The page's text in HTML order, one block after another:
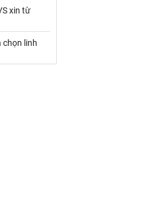
dầuxin từ
chọn linh